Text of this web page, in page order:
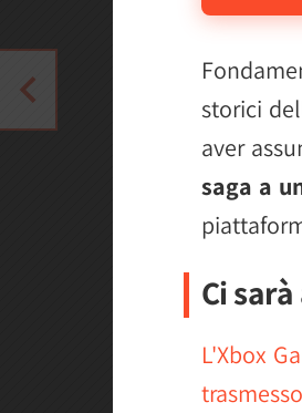
storici
aver
saga a
Ci
L'Xbox